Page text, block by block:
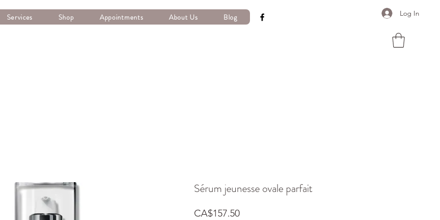
Services Shop Appointments About Us Blog Log In
Sérum jeunesse ovale parfait
CA$157.50Price